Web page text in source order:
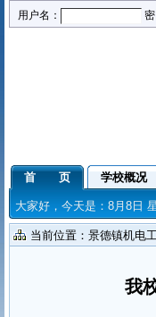
用户名：
首 页 学校概况
大家好，今天是：8月8日
当前位置： 景德镇机电
我